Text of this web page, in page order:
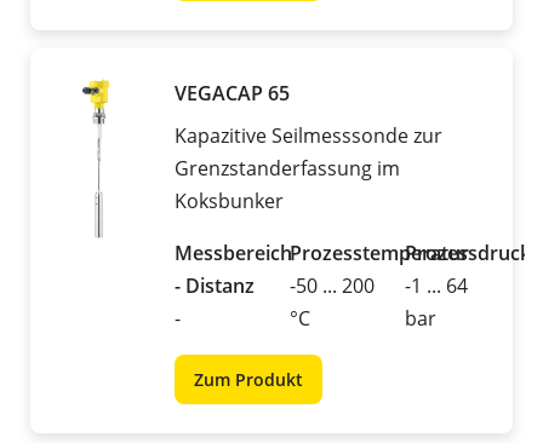
VEGACAP 65
Kapazitive Seilmesssonde zur
Grenzstanderfassung im
Koksbunker
Messbereich
- Distanz
-
Prozesstemperatur
-50 ... 200
°C
Prozessdruck
-1 ... 64
bar
Zum Produkt